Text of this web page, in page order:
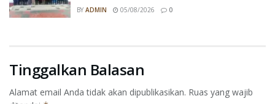
BY ADMIN 05/08/2026 0
Tinggalkan Balasan
Alamat email Anda tidak akan dipublikasikan. Ruas yang wajib